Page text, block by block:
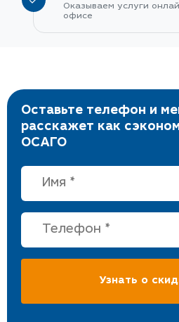
Оказываем услуги
офисе
Оставьте телефон и
расскажет как
ОСАГО